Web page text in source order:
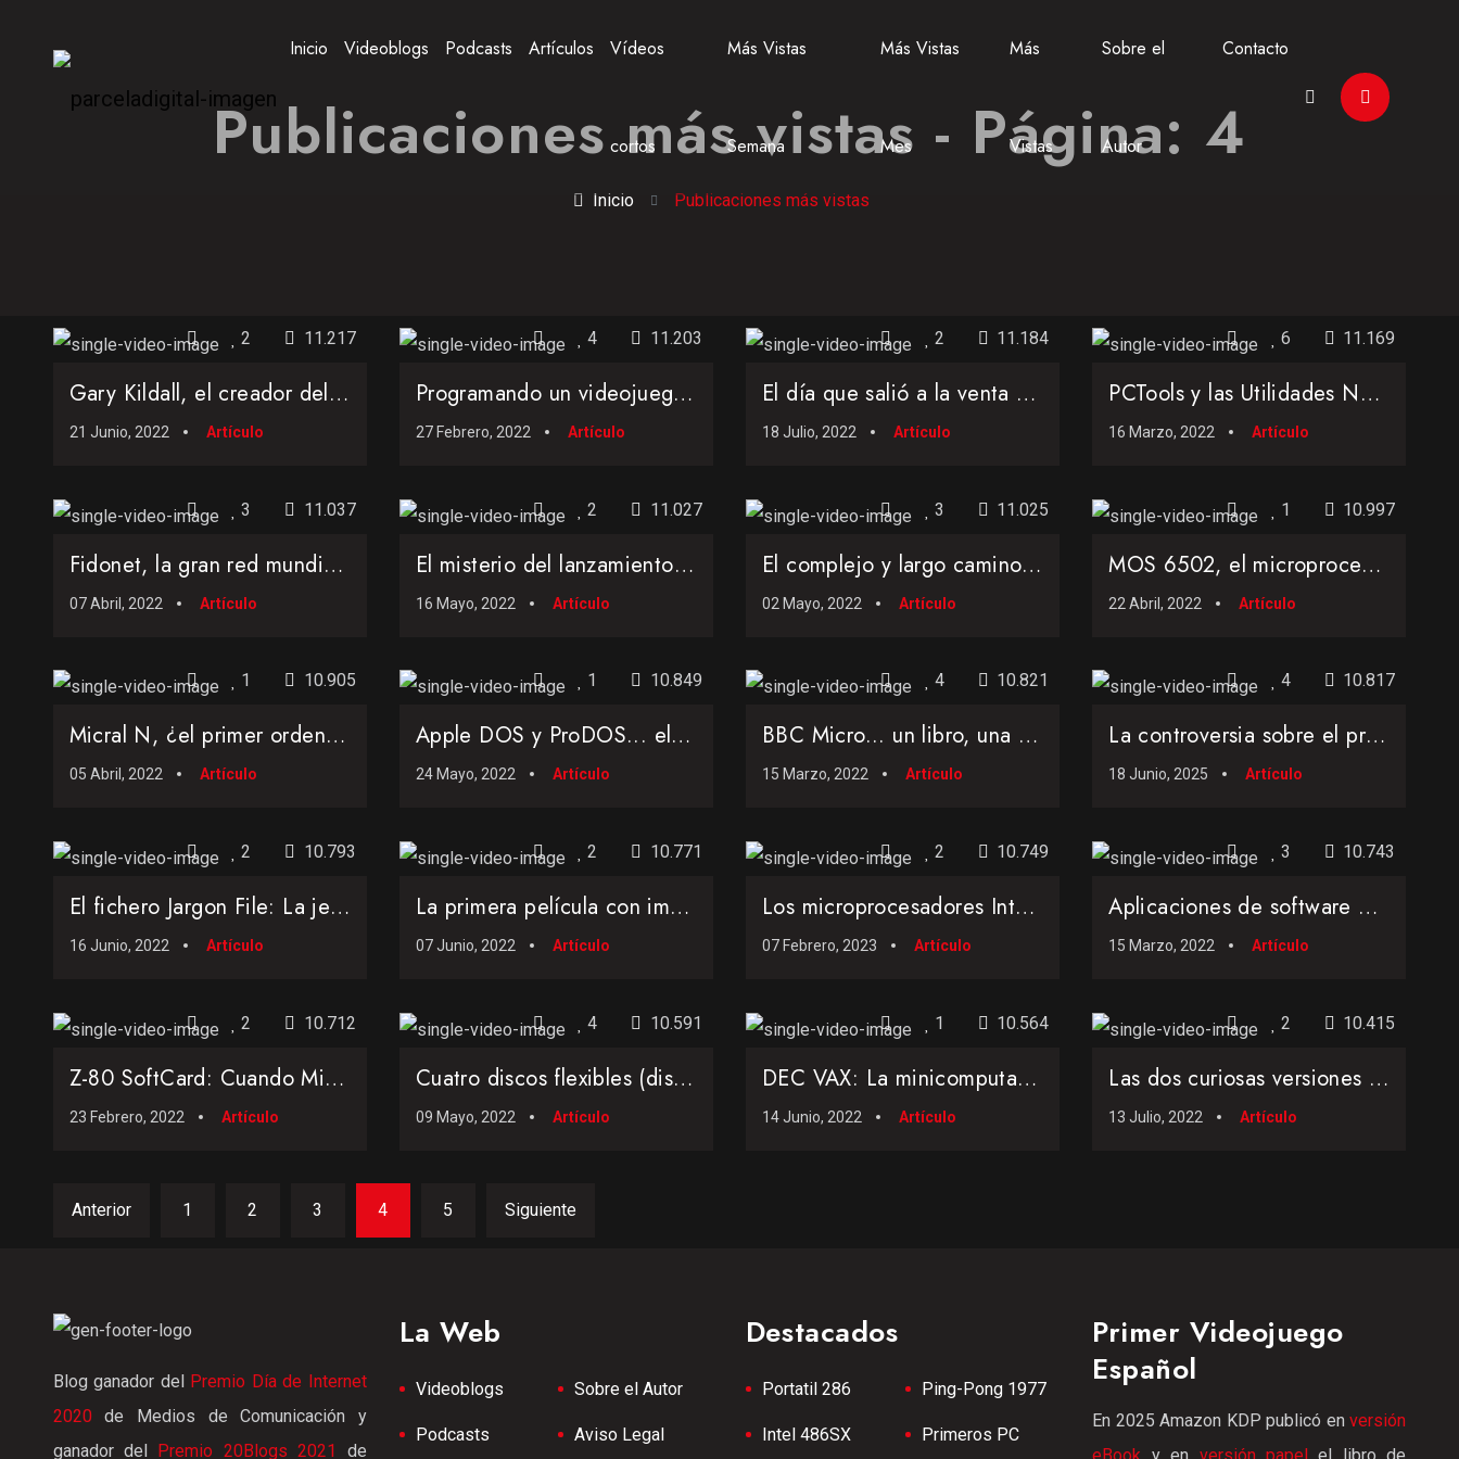
Inicio Videoblogs Podcasts Artículos Vídeos
cortos
Más Vistas
Semana
Más Vistas
Mes
Más
Vistas
Sobre el
Autor
Contacto
Publicaciones más vistas - Página: 4
Inicio Publicaciones más vistas
2 11.217
Gary Kildall, el creador del sistema operativo CP/M.
21 Junio, 2022 Artículo
4 11.203
Programando un videojuego en un intérprete de BASIC en el año 1988
27 Febrero, 2022 Artículo
2 11.184
El día que salió a la venta el sistema operativo Windows 95
18 Julio, 2022 Artículo
6 11.169
PCTools y las Utilidades Norton... leyendas vivas de las herramientas para el ordenador
16 Marzo, 2022 Artículo
3 11.037
Fidonet, la gran red mundial de uso público nacida antes de Internet
07 Abril, 2022 Artículo
2 11.027
El misterio del lanzamiento del Intel Pentium I: la historia de un error y el despertar del demonio ...
16 Mayo, 2022 Artículo
3 11.025
El complejo y largo camino empresarial de Sinclair para lograr crear el famoso ZX Spectrum
02 Mayo, 2022 Artículo
1 10.997
MOS 6502, el microprocesador de éxito que sobrevivió a una demanda de Motorola
22 Abril, 2022 Artículo
1 10.905
Micral N, ¿el primer ordenador comercial de la historia basado en microprocesador?
05 Abril, 2022 Artículo
1 10.849
Apple DOS y ProDOS... el sistema en modo texto de Apple revivido por Brooks 23 años después de la ...
24 Mayo, 2022 Artículo
4 10.821
BBC Micro... un libro, una serie, y un ordenador creado por una cadena de televisión
15 Marzo, 2022 Artículo
4 10.817
La controversia sobre el primer videojuego de la historia: Nimrod, OXO, Tennis for Two, Mouse in the...
18 Junio, 2025 Artículo
2 10.793
El fichero Jargon File: La jerga de la cultura hacker
16 Junio, 2022 Artículo
2 10.771
La primera película con imágenes generadas por ordenador y... ¿primer salvapantallas?
07 Junio, 2022 Artículo
2 10.749
Los microprocesadores Intel 80486DX2 y 80486DX4... ¿nacimiento del multiplicador?
07 Febrero, 2023 Artículo
3 10.743
Aplicaciones de software que marcaron una época en el mundo PC
15 Marzo, 2022 Artículo
2 10.712
Z-80 SoftCard: Cuando Microsoft transformó el Apple II en un Zilog Z80
23 Febrero, 2022 Artículo
4 10.591
Cuatro discos flexibles (disquetes) que marcaron época
09 Mayo, 2022 Artículo
1 10.564
DEC VAX: La minicomputadora sucesora del PDP-11 y el primer ordenador comercial de 32 bits
14 Junio, 2022 Artículo
2 10.415
Las dos curiosas versiones de la historia de Apple y John Appleseed
13 Julio, 2022 Artículo
Anterior 1 2 3 4 5 Siguiente
Blog ganador del Premio Día de Internet
2020 de Medios de Comunicación y
ganador del Premio 20Blogs 2021 de
La Web
Videoblogs Sobre el Autor
Podcasts Aviso Legal
Destacados
Portatil 286 Ping-Pong 1977
Intel 486SX Primeros PC
Primer Videojuego
Español
En 2025 Amazon KDP publicó enversión